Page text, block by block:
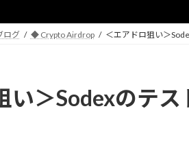
ログ ◆ Crypto Airdrop ＜エアドロ狙い＞
い＞Sodexのテ